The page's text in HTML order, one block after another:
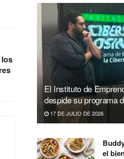
los
El Instituto de
despide su programa
17 DE JULIO DE 2026
el